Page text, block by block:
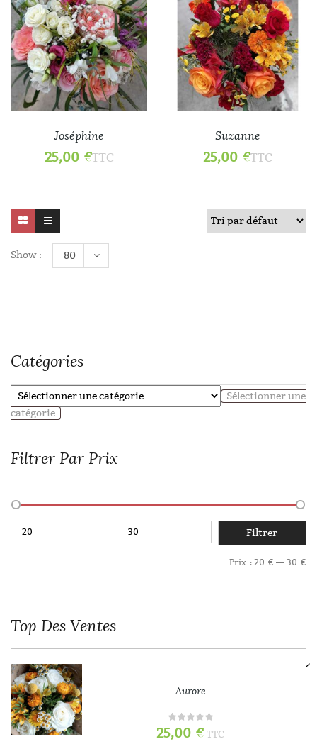
Joséphine
25,00 €TTC
Suzanne
25,00 €TTC
Show : 80
Catégories
Sélectionner une
catégorie
Filtrer Par Prix
Filtrer
Prix : 20 € — 30 €
Top Des Ventes
Aurore
25,00 € TTC